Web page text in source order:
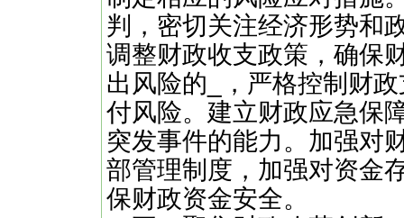
判，密切关注经济形势和
调整财政收支政策，确保
出风险的_，严格控制财
付风险。建立财政应急保
突发事件的能力。加强对
部管理制度，加强对资金
保财政资金安全。